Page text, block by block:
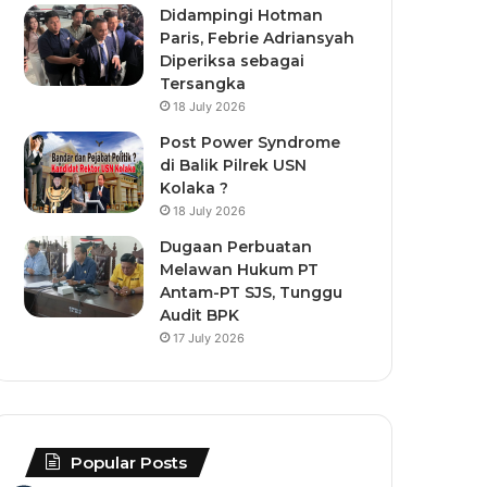
Didampingi Hotman
Paris, Febrie Adriansyah
Diperiksa sebagai
Tersangka
18 July 2026
Post Power Syndrome
di Balik Pilrek USN
Kolaka ?
18 July 2026
Dugaan Perbuatan
Melawan Hukum PT
Antam-PT SJS, Tunggu
Audit BPK
17 July 2026
Popular Posts